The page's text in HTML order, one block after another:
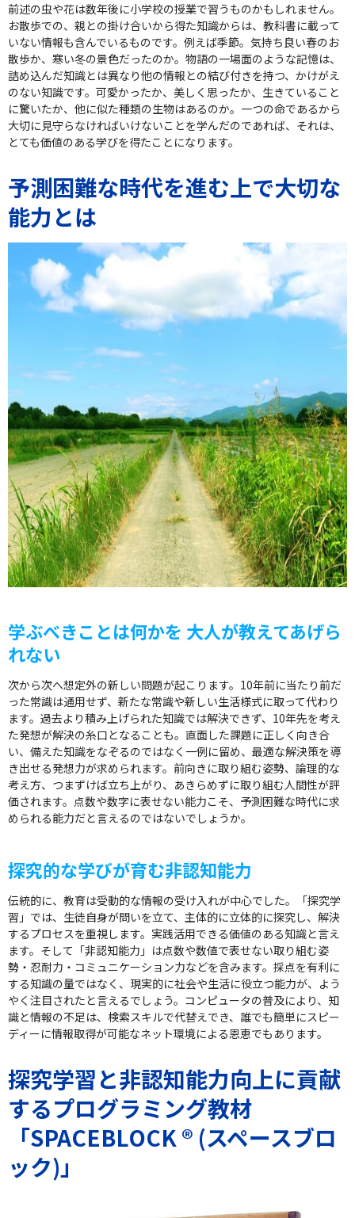
前述の虫や花は数年後に小学校の授業で習うものかもしれません。
お散歩での、親との掛け合いから得た知識からは、教科書に載って
いない情報も含んでいるものです。例えば季節。気持ち良い春のお
散歩か、寒い冬の景色だったのか。物語の一場面のような記憶は、
詰め込んだ知識とは異なり他の情報との結び付きを持つ、かけがえ
のない知識です。可愛かったか、美しく思ったか、生きていること
に驚いたか、他に似た種類の生物はあるのか。一つの命であるから
大切に見守らなければいけないことを学んだのであれば、それは、
とても価値のある学びを得たことになります。
予測困難な時代を進む上で大切な
能力とは
学ぶべきことは何かを 大人が教えてあげら
れない
次から次へ想定外の新しい問題が起こります。10年前に当たり前だ
った常識は通用せず、新たな常識や新しい生活様式に取って代わり
ます。過去より積み上げられた知識では解決できず、10年先を考え
た発想が解決の糸口となることも。直面した課題に正しく向き合
い、備えた知識をなぞるのではなく一例に留め、最適な解決策を導
き出せる発想力が求められます。前向きに取り組む姿勢、論理的な
考え方、つまずけば立ち上がり、あきらめずに取り組む人間性が評
価されます。点数や数字に表せない能力こそ、予測困難な時代に求
められる能力だと言えるのではないでしょうか。
探究的な学びが育む非認知能力
伝統的に、教育は受動的な情報の受け入れが中心でした。「探究学
習」では、生徒自身が問いを立て、主体的に立体的に探究し、解決
するプロセスを重視します。実践活用できる価値のある知識と言え
ます。そして「非認知能力」は点数や数値で表せない取り組む姿
勢・忍耐力・コミュニケーション力などを含みます。採点を有利に
する知識の量ではなく、現実的に社会や生活に役立つ能力が、よう
やく注目されたと言えるでしょう。コンピュータの普及により、知
識と情報の不足は、検索スキルで代替えでき、誰でも簡単にスピー
ディーに情報取得が可能なネット環境による恩恵でもあります。
探究学習と非認知能力向上に貢献
するプログラミング教材
「SPACEBLOCK ® (スペースブロ
ック)」